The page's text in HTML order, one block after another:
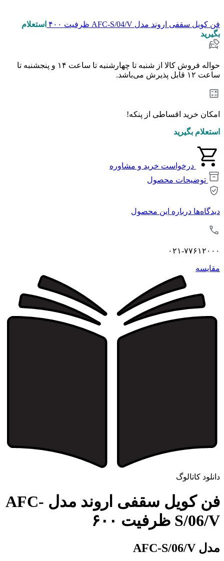
فن کویل سقفی اروند مدل AFC-S/04/V ظرفیت ۴۰۰
استعلام
بگیرید
حواله فروش کالا از شنبه تا چهارشنبه تا ساعت ۱۴ و پنجشنبه تا
ساعت ۱۲ قابل پذیرش می‌باشد.
امکان خرید اقساطی از پنکه!
استعلام بگیرید
درخواست خرید و مشاوره
توضیحات محصول
دیدگاه‌ها درباره این محصول
۰۲۱-۷۷۶۱۲۰۰۰
مقايسه
دانلود کاتالوگ
فن کویل سقفی اروند مدل AFC-
S/06/V ظرفیت ۶۰۰
مدل AFC-S/06/V